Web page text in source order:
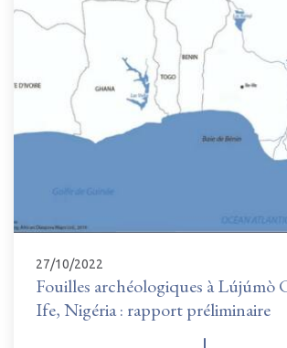
27/10/2022
Fouilles archéologiques à Lújúmò
Ife, Nigéria : rapport préliminaire